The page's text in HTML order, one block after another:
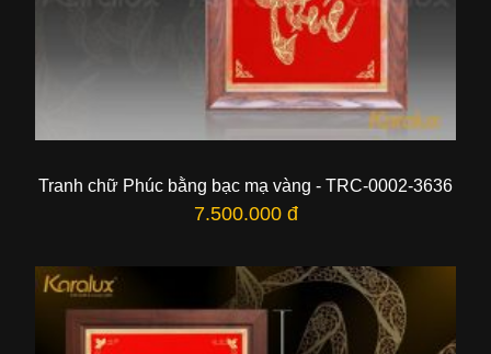
Tranh chữ Phúc bằng bạc mạ vàng - TRC-0002-3636
7.500.000 đ